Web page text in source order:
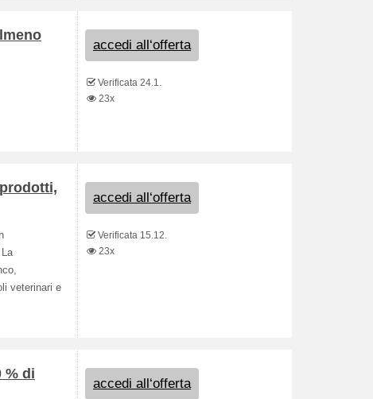
accedi all‘offerta
Verificata 24.1.
23x
veterinari e
accedi all‘offerta
Verificata 15.12.
23x
% di
accedi all‘offerta